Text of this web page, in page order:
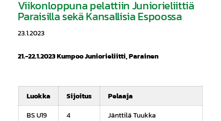
Viikonloppuna pelattiin Juniorieliittiä
Paraisilla sekä Kansallisia Espoossa
23.1.2023
21.-22.1.2023 Kumpoo Juniorieliitti, Parainen
Luokka Sijoitus
Pelaaja
BS U19
4
Jänttilä Tuukka